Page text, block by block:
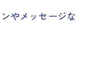
やメッセージな